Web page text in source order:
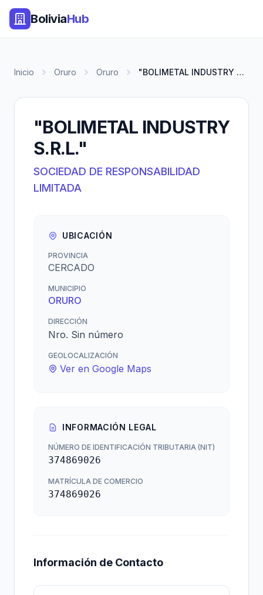
BoliviaHub
Inicio Oruro Oruro "BOLIMETAL INDUSTRY S.R.L."
"BOLIMETAL INDUSTRY
S.R.L."
SOCIEDAD DE RESPONSABILIDAD
LIMITADA
UBICACIÓN
PROVINCIA
CERCADO
MUNICIPIO
ORURO
DIRECCIÓN
Nro. Sin número
GEOLOCALIZACIÓN
Ver en Google Maps
INFORMACIÓN LEGAL
NÚMERO DE IDENTIFICACIÓN TRIBUTARIA (NIT)
374869026
MATRÍCULA DE COMERCIO
374869026
Información de Contacto